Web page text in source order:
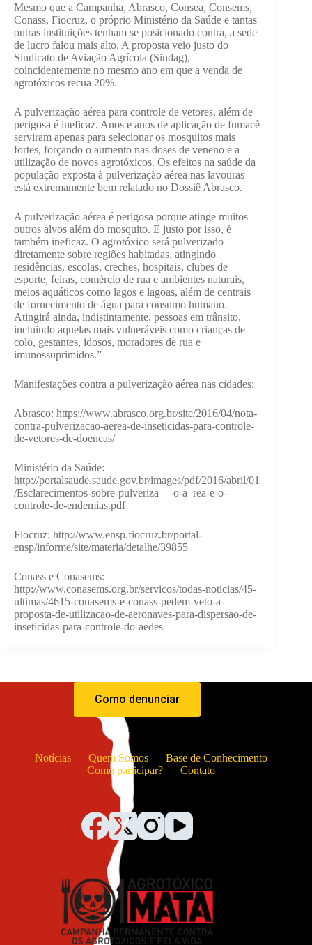
Mesmo que a Campanha, Abrasco, Consea, Consems,
Conass, Fiocruz, o próprio Ministério da Saúde e tantas
outras instituições tenham se posicionado contra, a sede
de lucro falou mais alto. A proposta veio justo do
Sindicato de Aviação Agrícola (Sindag),
coincidentemente no mesmo ano em que a venda de
agrotóxicos recua 20%.
A pulverização aérea para controle de vetores, além de
perigosa é ineficaz. Anos e anos de aplicação de fumacê
serviram apenas para selecionar os mosquitos mais
fortes, forçando o aumento nas doses de veneno e a
utilização de novos agrotóxicos. Os efeitos na saúde da
população exposta à pulverização aérea nas lavouras
está extremamente bem relatado no Dossiê Abrasco.
A pulverização aérea é perigosa porque atinge muitos
outros alvos além do mosquito. E justo por isso, é
também ineficaz. O agrotóxico será pulverizado
diretamente sobre regiões habitadas, atingindo
residências, escolas, creches, hospitais, clubes de
esporte, feiras, comércio de rua e ambientes naturais,
meios aquáticos como lagos e lagoas, além de centrais
de fornecimento de água para consumo humano.
Atingirá ainda, indistintamente, pessoas em trânsito,
incluindo aquelas mais vulneráveis como crianças de
colo, gestantes, idosos, moradores de rua e
imunossuprimidos.”
Manifestações contra a pulverização aérea nas cidades:
Abrasco: https://www.abrasco.org.br/site/2016/04/nota-
contra-pulverizacao-aerea-de-inseticidas-para-controle-
de-vetores-de-doencas/
Ministério da Saúde:
http://portalsaude.saude.gov.br/images/pdf/2016/abril/01
/Esclarecimentos-sobre-pulveriza—-o-a–rea-e-o-
controle-de-endemias.pdf
Fiocruz: http://www.ensp.fiocruz.br/portal-
ensp/informe/site/materia/detalhe/39855
Conass e Conasems:
http://www.conasems.org.br/servicos/todas-noticias/45-
ultimas/4615-conasems-e-conass-pedem-veto-a-
proposta-de-utilizacao-de-aeronaves-para-dispersao-de-
inseticidas-para-controle-do-aedes
Como denunciar
Notícias Quem Somos
Base de Conhecimento
Como participar?
Contato